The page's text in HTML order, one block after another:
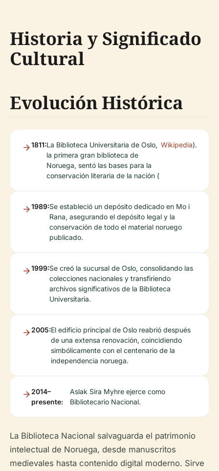
Historia y Significado
Cultural
Evolución Histórica
1811:La Biblioteca Universitaria de Oslo,
la primera gran biblioteca de
Noruega, sentó las bases para la
conservación literaria de la nación (
Wikipedia).
1989:Se estableció un depósito dedicado en Mo i
Rana, asegurando el depósito legal y la
conservación de todo el material noruego
publicado.
1999:Se creó la sucursal de Oslo, consolidando las
colecciones nacionales y transfiriendo
archivos significativos de la Biblioteca
Universitaria.
2005:El edificio principal de Oslo reabrió después
de una extensa renovación, coincidiendo
simbólicamente con el centenario de la
independencia noruega.
2014–
presente:
Aslak Sira Myhre ejerce como
Bibliotecario Nacional.
La Biblioteca Nacional salvaguarda el patrimonio
intelectual de Noruega, desde manuscritos
medievales hasta contenido digital moderno. Sirve